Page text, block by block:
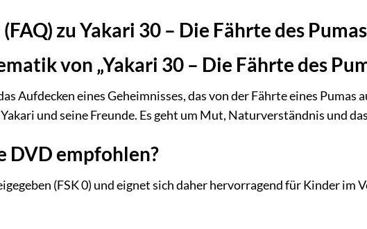
zu Yakari 30 – Die Fährte des Pumas
von „Yakari 30 – Die Fährte des
Aufdecken eines Geheimnisses, das von der Fährte eines Pumas
und seine Freunde. Es geht um Mut, Naturverständnis und
DVD empfohlen?
(FSK 0) und eignet sich daher hervorragend für Kinder im